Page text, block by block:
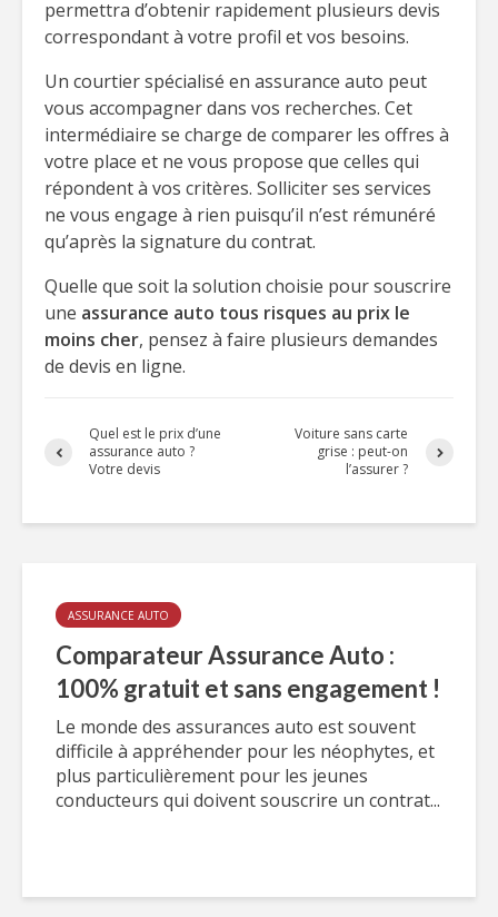
permettra d’obtenir rapidement plusieurs devis
correspondant à votre profil et vos besoins.
Un courtier spécialisé en assurance auto peut
vous accompagner dans vos recherches. Cet
intermédiaire se charge de comparer les offres à
votre place et ne vous propose que celles qui
répondent à vos critères. Solliciter ses services
ne vous engage à rien puisqu’il n’est rémunéré
qu’après la signature du contrat.
Quelle que soit la solution choisie pour souscrire
une assurance auto tous risques au prix le
moins cher, pensez à faire plusieurs demandes
de devis en ligne.
Quel est le prix d’une
assurance auto ?
Votre devis
Voiture sans carte
grise : peut-on
l’assurer ?
ASSURANCE AUTO
Comparateur Assurance Auto :
100% gratuit et sans engagement !
Le monde des assurances auto est souvent
difficile à appréhender pour les néophytes, et
plus particulièrement pour les jeunes
conducteurs qui doivent souscrire un contrat...